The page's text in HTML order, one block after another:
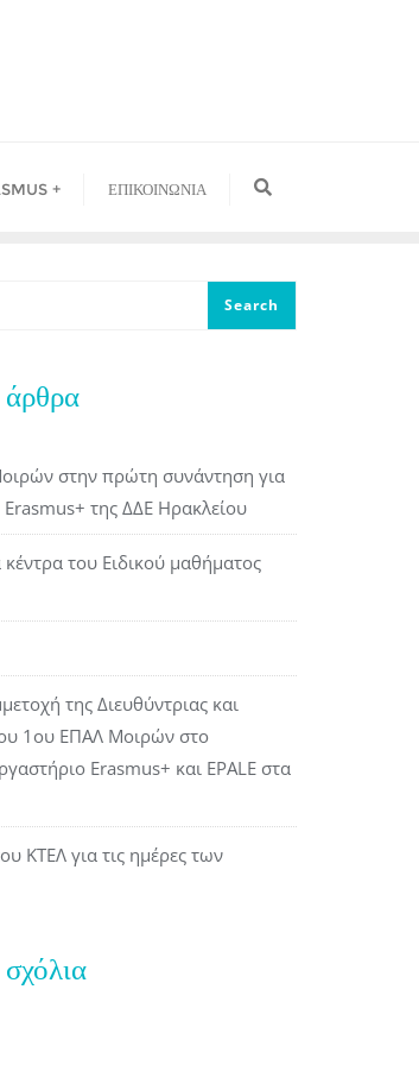
+ ΕΠΙΚΟΙΝΩΝΙΑ
στην πρώτη συνάντηση για
Erasmus+ της ΔΔΕ Ηρακλείου
κέντρα του Ειδικού μαθήματος
της Διευθύντριας και
1ου ΕΠΑΛ Μοιρών στο
Erasmus+ και EPALE στα
ΚΤΕΛ για τις ημέρες των